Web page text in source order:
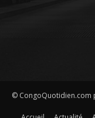
© CongoQuotidien.com